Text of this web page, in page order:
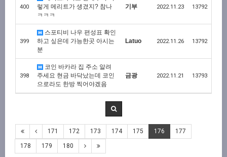
400
렇게 메리트가 생겼지? 참나
ㅋㅋㅋ
기부 2022.11.23 13792
399
스포티비 나우 편성표 확인
하고 싶은데 가능한곳 아시는
분
Latuo 2022.11.26 13792
398
코인 바카라 집 주소 알려
주세요 현금 바닥났는데 코인
으로라도 한방 찍어야겠음
금광 2022.11.21 13793
171 172 173 174 175 176 177
178 179 180